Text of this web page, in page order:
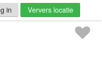
in Ververs locatie